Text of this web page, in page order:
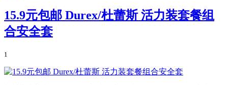
15.9元包邮 Durex/杜蕾斯 活力装套餐组
合安全套
1